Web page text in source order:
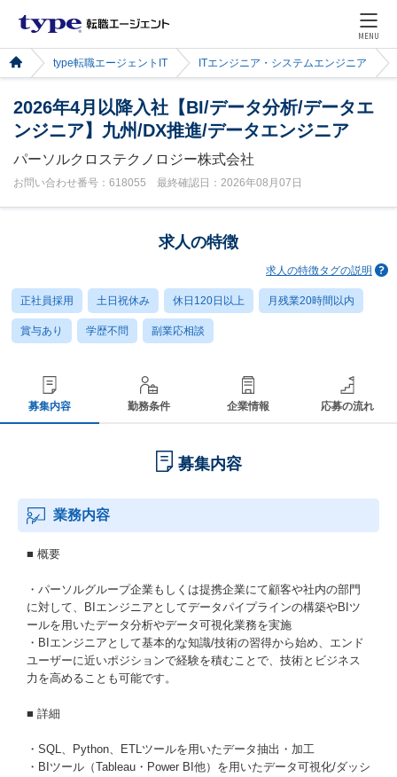
MENU
type転職エージェントIT ITエンジニア・システムエンジニア
2026年4月以降入社【BI/データ分析/データエ
ンジニア】九州/DX推進/データエンジニア
パーソルクロステクノロジー株式会社
お問い合わせ番号：618055 最終確認日：2026年08月07日
求人の特徴
求人の特徴タグの説明
正社員採用 土日祝休み 休日120日以上 月残業20時間以内
賞与あり 学歴不問 副業応相談
募集内容 勤務条件 企業情報 応募の流れ
募集内容
業務内容
■ 概要
・パーソルグループ企業もしくは提携企業にて顧客や社内の部門
に対して、BIエンジニアとしてデータパイプラインの構築やBIツ
ールを用いたデータ分析やデータ可視化業務を実施
・BIエンジニアとして基本的な知識/技術の習得から始め、エンド
ユーザーに近いポジションで経験を積むことで、技術とビジネス
力を高めることも可能です。
■ 詳細
・SQL、Python、ETLツールを用いたデータ抽出・加工
・BIツール（Tableau・Power BI他）を用いたデータ可視化/ダッシ